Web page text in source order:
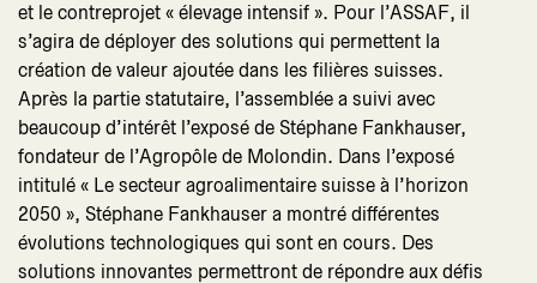
et le contreprojet « élevage intensif ». Pour l’ASSAF, il
s’agira de déployer des solutions qui permettent la
création de valeur ajoutée dans les filières suisses.
Après la partie statutaire, l’assemblée a suivi avec
beaucoup d’intérêt l’exposé de Stéphane Fankhauser,
fondateur de l’Agropôle de Molondin. Dans l’exposé
intitulé « Le secteur agroalimentaire suisse à l’horizon
2050 », Stéphane Fankhauser a montré différentes
évolutions technologiques qui sont en cours. Des
solutions innovantes permettront de répondre aux défis